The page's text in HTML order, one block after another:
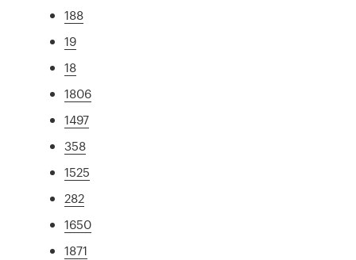
188
19
18
1806
1497
358
1525
282
1650
1871